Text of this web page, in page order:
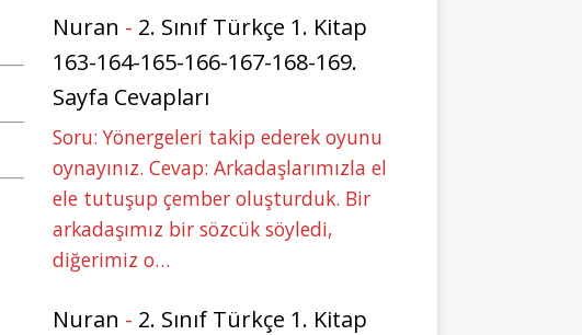
Nuran - 2. Sınıf Türkçe 1. Kitap
163-164-165-166-167-168-169.
Sayfa Cevapları
Soru: Yönergeleri takip ederek oyunu
oynayınız. Cevap: Arkadaşlarımızla el
ele tutuşup çember oluşturduk. Bir
arkadaşımız bir sözcük söyledi,
diğerimiz o…
Nuran - 2. Sınıf Türkçe 1. Kitap